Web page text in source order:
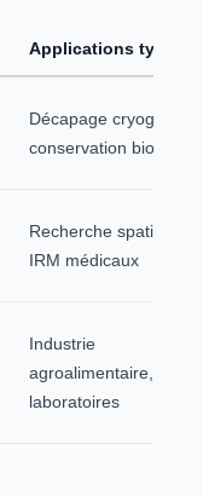
Applications typiques
Décapage cryogénique,
conservation biologique
Recherche spatiale,
IRM médicaux
Industrie
agroalimentaire,
laboratoires